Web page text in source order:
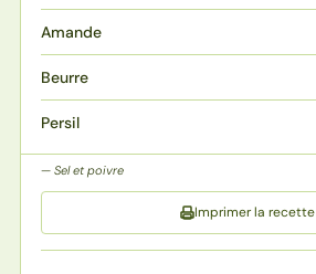
Amande
Beurre
Persil
Sel et poivre
Imprimer la recette